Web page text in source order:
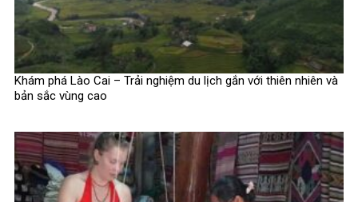
Khám phá Lào Cai – Trải nghiệm du lịch gắn với thiên nhiên và
bản sắc vùng cao